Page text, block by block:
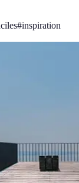
#inspiration